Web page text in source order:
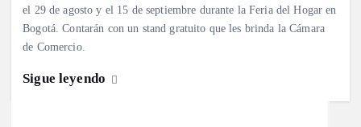
el 29 de agosto y el 15 de septiembre durante la Feria del Hogar en
Bogotá. Contarán con un stand gratuito que les brinda la Cámara
de Comercio.
Sigue leyendo